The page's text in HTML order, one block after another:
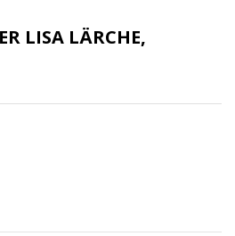
LISA LÄRCHE,